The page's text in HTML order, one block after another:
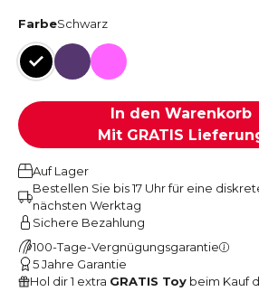
FarbeSchwarz
SchwarzViolett
In den Warenkorb
Mit GRATIS
Auf Lager
Bestellen Sie bis 17 Uhr für eine
nächsten Werktag
Sichere Bezahlung
100-Tage-Vergnügungsgarantie
5 Jahre Garantie
Hol dir 1 extra GRATIS Toy beim Kauf